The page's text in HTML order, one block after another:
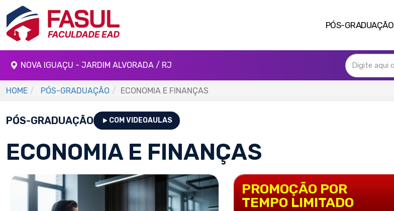
PÓS-GRADUAÇÃO
NOVA IGUAÇU - JARDIM ALVORADA / RJ
HOME PÓS-GRADUAÇÃO ECONOMIA E FINANÇAS
PÓS-GRADUAÇÃO COM VIDEOAULAS
ECONOMIA E FINANÇAS
PROMOÇÃO POR
TEMPO LIMITADO